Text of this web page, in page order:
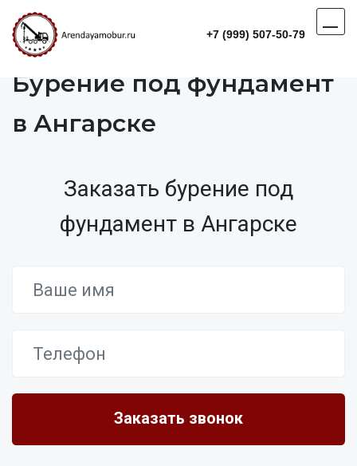
+7 (999) 507-50-79
Бурение под фундамент
в Ангарске
Заказать бурение под
фундамент в Ангарске